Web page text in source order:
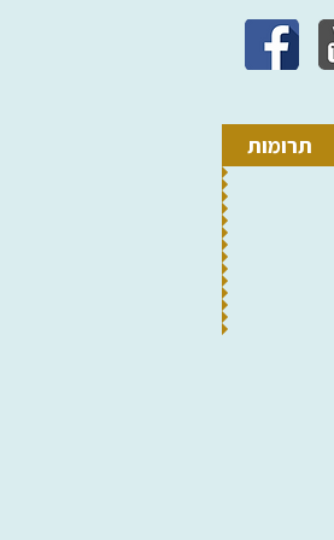
תרומות